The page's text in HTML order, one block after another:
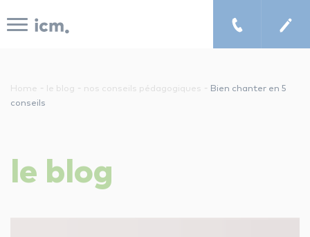
cours de musique à domicile
Home - le blog - nos conseils pédagogiques - Bien chanter en 5
conseils
le blog